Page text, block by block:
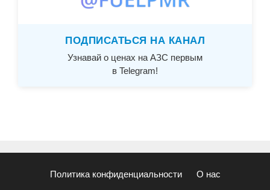
ПОДПИСАТЬСЯ НА КАНАЛ
Узнавай о ценах на АЗС первым
в Telegram!
Политика конфиденциальности О нас